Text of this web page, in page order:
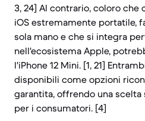
3, 24] Al contrario, coloro che
iOS estremamente portatile,
sola mano e che si integra
nell'ecosistema Apple,
l'iPhone 12 Mini. [1, 21]
disponibili come opzioni
garantita, offrendo una
per i consumatori. [4]